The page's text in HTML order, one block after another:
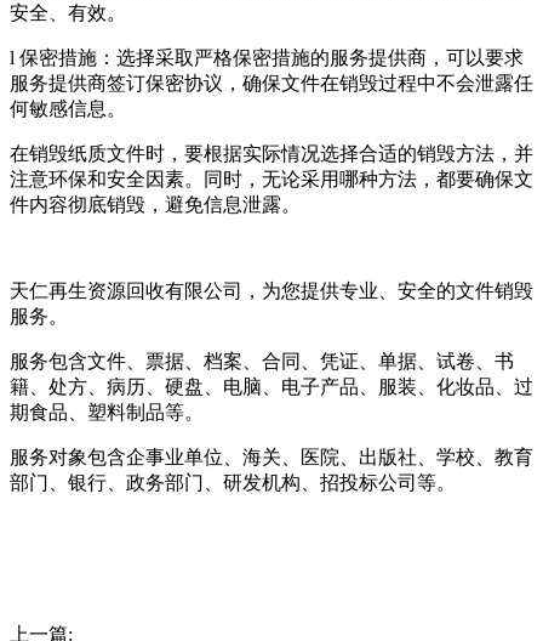
安全、有效。
l 保密措施：选择采取严格保密措施的服务提供商，可以要求
服务提供商签订保密协议，确保文件在销毁过程中不会泄露任
何敏感信息。
在销毁纸质文件时，要根据实际情况选择合适的销毁方法，并
注意环保和安全因素。同时，无论采用哪种方法，都要确保文
件内容彻底销毁，避免信息泄露。
天仁再生资源回收有限公司，为您提供专业、安全的文件销毁
服务。
服务包含文件、票据、档案、合同、凭证、单据、试卷、书
籍、处方、病历、硬盘、电脑、电子产品、服装、化妆品、过
期食品、塑料制品等。
服务对象包含企事业单位、海关、医院、出版社、学校、教育
部门、银行、政务部门、研发机构、招投标公司等。
上一篇: